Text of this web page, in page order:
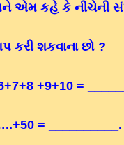
એમ કહે કે નીચેની
કરી શકવાના છો ?
­­+9+10 =
= __________.